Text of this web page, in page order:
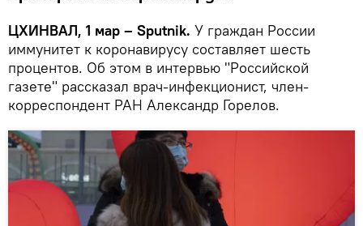
ЦХИНВАЛ, 1 мар – Sputnik. У граждан России
иммунитет к коронавирусу составляет шесть
процентов. Об этом в интервью "Российской
газете" рассказал врач-инфекционист, член-
корреспондент РАН Александр Горелов.